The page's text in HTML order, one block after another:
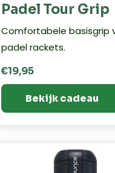
Padel Tour Grip
Comfortabele basisgrip
padel rackets.
€19,95
Bekijk cadeau